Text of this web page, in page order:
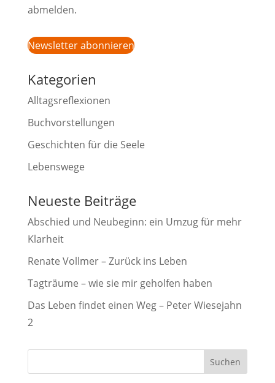
abmelden.
Newsletter abonnieren
Kategorien
Alltagsreflexionen
Buchvorstellungen
Geschichten für die Seele
Lebenswege
Neueste Beiträge
Abschied und Neubeginn: ein Umzug für mehr
Klarheit
Renate Vollmer – Zurück ins Leben
Tagträume – wie sie mir geholfen haben
Das Leben findet einen Weg – Peter Wiesejahn
2